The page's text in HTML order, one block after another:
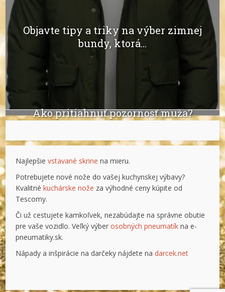
Objavte tipy a triky na výber zimnej
bundy, ktorá...
Ako pritiahnuť pozornosť muža?
Najlepšievstavané skrine na mieru.
Potrebujete nové nože do vašej kuchynskej výbavy?
Kvalitnékuchárske nože za výhodné ceny kúpite od
Tescomy.
Či už cestujete kamkoľvek, nezabúdajte na správne obutie
pre vaše vozidlo. Veľký výberosobných pneumatík na e-
pneumatiky.sk.
Nápady a inšpirácie na darčeky nájdete nadarcek.net